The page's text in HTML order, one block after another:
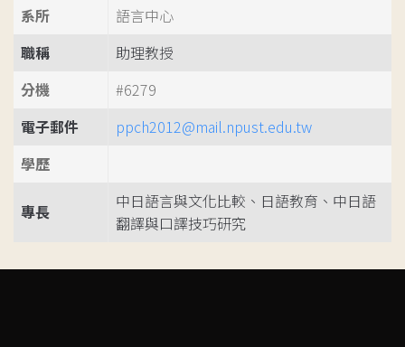
系所
語言中心
職稱
助理教授
分機
#6279
電子郵件
ppch2012@mail.npust.edu.tw
學歷
專長
中日語言與文化比較、日語教育、中日語
翻譯與口譯技巧研究